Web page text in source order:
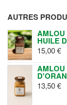
AUTRES
AMLOU
HUILE
15,00€
AMLOU
13,50€